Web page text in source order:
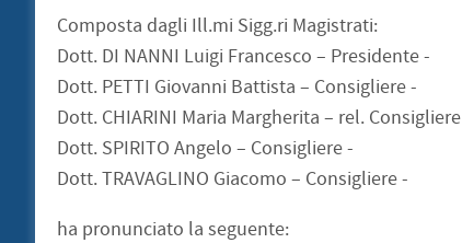
Composta dagli Ill.mi Sigg.ri Magistrati:
Dott. DI NANNI Luigi Francesco – Presidente -
Dott. PETTI Giovanni Battista – Consigliere -
Dott. CHIARINI Maria Margherita – rel.
Dott. SPIRITO Angelo – Consigliere -
Dott. TRAVAGLINO Giacomo – Consigliere -
ha pronunciato la seguente: